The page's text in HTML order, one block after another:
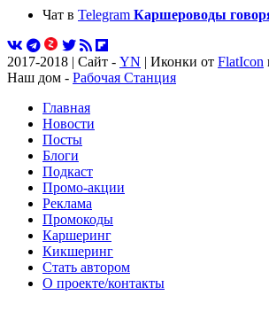
Чат в Telegram Каршероводы
2017-2018 | Сайт - YN | Иконки от FlatIcon
Наш дом - Рабочая Станция
Главная
Новости
Посты
Блоги
Подкаст
Промо-акции
Реклама
Промокоды
Каршеринг
Кикшеринг
Стать автором
О проекте/контакты